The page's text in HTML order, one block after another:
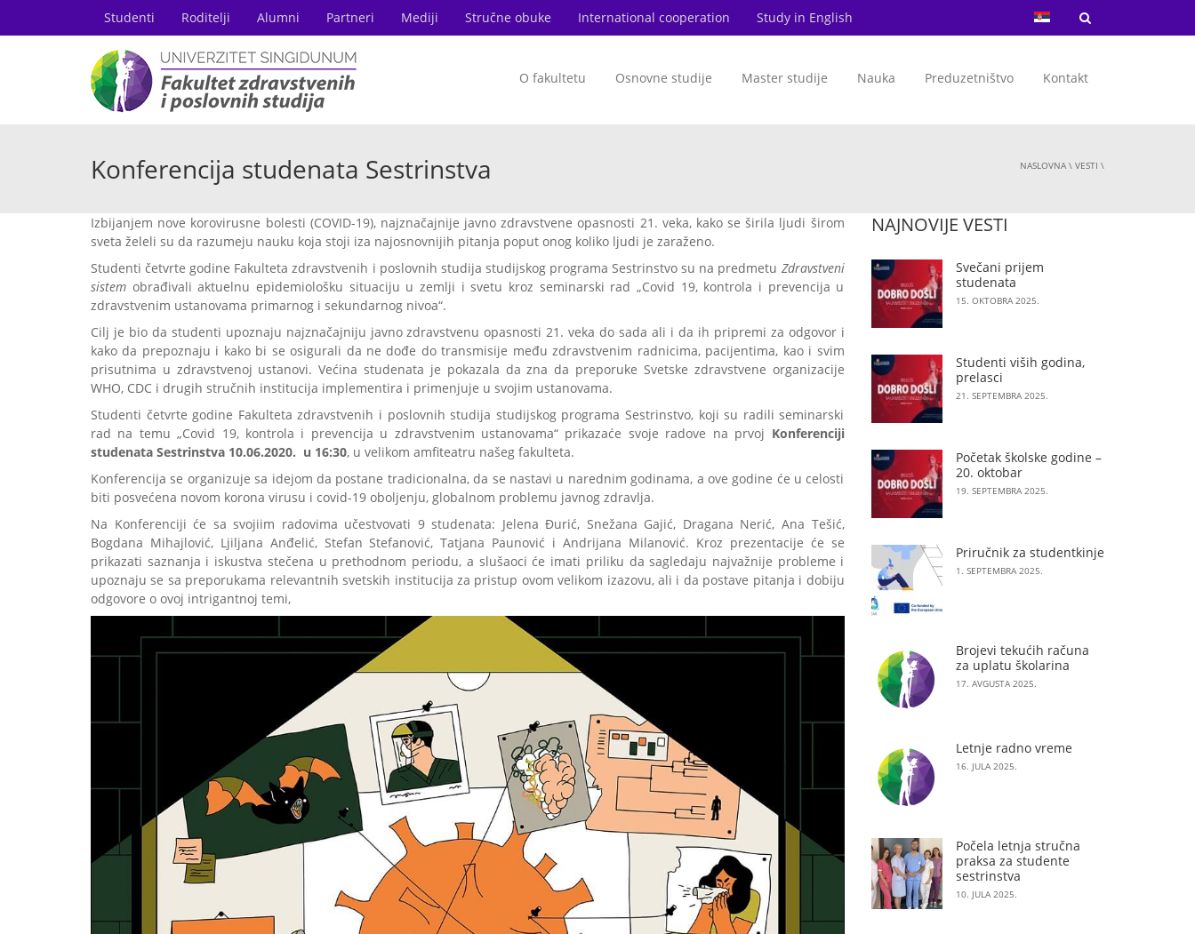
Studenti Roditelji Alumni Partneri Mediji Stručne obuke International cooperation Study in English
O fakultetu Osnovne studije Master studije Nauka Preduzetništvo Kontakt
Konferencija studenata Sestrinstva NASLOVNA \ VESTI \
Izbijanjem nove korovirusne bolesti (COVID-19), najznačajnije javno zdravstvene opasnosti 21. veka, kako se širila ljudi širom
sveta želeli su da razumeju nauku koja stoji iza najosnovnijih pitanja poput onog koliko ljudi je zaraženo.
Studenti četvrte godine Fakulteta zdravstvenih i poslovnih studija studijskog programa Sestrinstvo su na predmetu Zdravstveni
sistem obrađivali aktuelnu epidemiološku situaciju u zemlji i svetu kroz seminarski rad „Covid 19, kontrola i prevencija u
zdravstvenim ustanovama primarnog i sekundarnog nivoa“.
Cilj je bio da studenti upoznaju najznačajniju javno zdravstvenu opasnosti 21. veka do sada ali i da ih pripremi za odgovor i
kako da prepoznaju i kako bi se osigurali da ne dođe do transmisije među zdravstvenim radnicima, pacijentima, kao i svim
prisutnima u zdravstvenoj ustanovi. Većina studenata je pokazala da zna da preporuke Svetske zdravstvene organizacije
WHO, CDC i drugih stručnih institucija implementira i primenjuje u svojim ustanovama.
Studenti četvrte godine Fakulteta zdravstvenih i poslovnih studija studijskog programa Sestrinstvo, koji su radili seminarski
rad na temu „Covid 19, kontrola i prevencija u zdravstvenim ustanovama“ prikazaće svoje radove na prvoj Konferenciji
studenata Sestrinstva 10.06.2020. u 16:30, u velikom amfiteatru našeg fakulteta.
Konferencija se organizuje sa idejom da postane tradicionalna, da se nastavi u narednim godinama, a ove godine će u celosti
biti posvećena novom korona virusu i covid-19 oboljenju, globalnom problemu javnog zdravlja.
Na Konferenciji će sa svojiim radovima učestvovati 9 studenata: Jelena Đurić, Snežana Gajić, Dragana Nerić, Ana Tešić,
Bogdana Mihajlović, Ljiljana Anđelić, Stefan Stefanović, Tatjana Paunović i Andrijana Milanović. Kroz prezentacije će se
prikazati saznanja i iskustva stečena u prethodnom periodu, a slušaoci će imati priliku da sagledaju najvažnije probleme i
upoznaju se sa preporukama relevantnih svetskih institucija za pristup ovom velikom izazovu, ali i da postave pitanja i dobiju
odgovore o ovoj intrigantnoj temi,
NAJNOVIJE VESTI
Svečani prijem
studenata
15. OKTOBRA 2025.
Studenti viših godina,
prelasci
21. SEPTEMBRA 2025.
Početak školske godine –
20. oktobar
19. SEPTEMBRA 2025.
Priručnik za studentkinje
1. SEPTEMBRA 2025.
Brojevi tekućih računa
za uplatu školarina
17. AVGUSTA 2025.
Letnje radno vreme
16. JULA 2025.
Počela letnja stručna
praksa za studente
sestrinstva
10. JULA 2025.